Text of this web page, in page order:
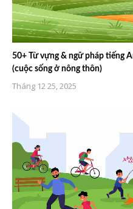
50+ Từ vựng & ngữ pháp tiếng
(cuộc sống ở nông thôn)
Tháng 12 25, 2025